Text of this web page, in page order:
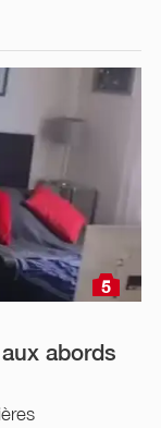
5
abords